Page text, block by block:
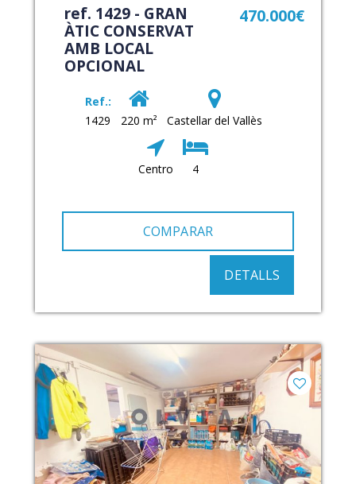
ref. 1429 - GRAN
ÀTIC CONSERVAT
AMB LOCAL
OPCIONAL
470.000€
Ref.:
1429
220 m² Castellar del Vallès
Centro 4
COMPARAR
DETALLS